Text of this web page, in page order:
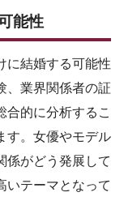
能性
に結婚する可能性
、業界関係者の証
合的に分析するこ
す。女優やモデル
係がどう発展して
いテーマとなって